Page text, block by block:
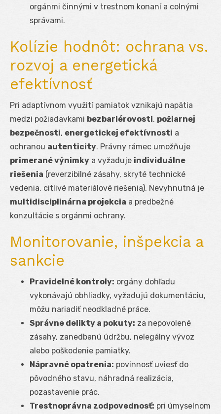
orgánmi činnými v trestnom konaní a colnými
správami.
Kolízie hodnôt: ochrana vs.
rozvoj a energetická
efektívnosť
Pri adaptívnom využití pamiatok vznikajú napätia
medzi požiadavkami bezbariérovosti, požiarnej
bezpečnosti, energetickej efektívnosti a
ochranou autenticity. Právny rámec umožňuje
primerané výnimky a vyžaduje individuálne
riešenia (reverzibilné zásahy, skryté technické
vedenia, citlivé materiálové riešenia). Nevyhnutná je
multidisciplinárna projekcia a predbežné
konzultácie s orgánmi ochrany.
Monitorovanie, inšpekcia a
sankcie
Pravidelné kontroly: orgány dohľadu
vykonávajú obhliadky, vyžadujú dokumentáciu,
môžu nariadiť neodkladné práce.
Správne delikty a pokuty: za nepovolené
zásahy, zanedbanú údržbu, nelegálny vývoz
alebo poškodenie pamiatky.
Nápravné opatrenia: povinnosť uviesť do
pôvodného stavu, náhradná realizácia,
pozastavenie prác.
Trestnoprávna zodpovednosť: pri úmyselnom